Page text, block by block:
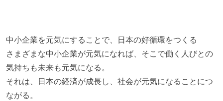
中小企業を元気にすることで、日本の好循環をつくる
さまざまな中小企業が元気になれば、そこで働く人びとの
気持ちも未来も元気になる。
それは、日本の経済が成長し、社会が元気になることにつ
ながる。